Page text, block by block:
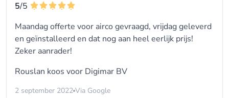
5/5
Maandag offerte voor airco gevraagd, vrijdag geleverd
en geïnstalleerd en dat nog aan heel eerlijk prijs!
Zeker aanrader!
Rouslan koos voor Digimar BV
2 september 2022 Via Google